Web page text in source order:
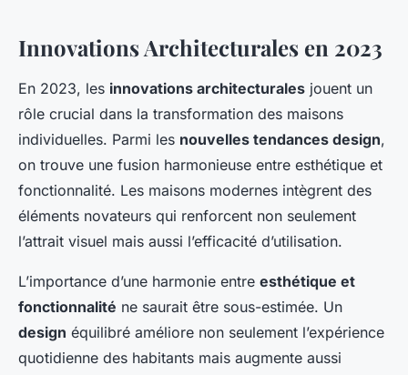
Innovations Architecturales en 2023
En 2023, les innovations architecturales jouent un
rôle crucial dans la transformation des maisons
individuelles. Parmi les nouvelles tendances design,
on trouve une fusion harmonieuse entre esthétique et
fonctionnalité. Les maisons modernes intègrent des
éléments novateurs qui renforcent non seulement
l’attrait visuel mais aussi l’efficacité d’utilisation.
L’importance d’une harmonie entre esthétique et
fonctionnalité ne saurait être sous-estimée. Un
design équilibré améliore non seulement l’expérience
quotidienne des habitants mais augmente aussi